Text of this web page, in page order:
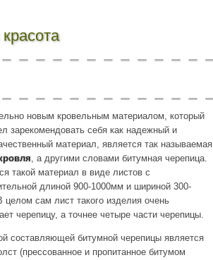
новым кровельным материалом, который
зарекомендовать себя как надежный и
материал, является так называемая
, а другими словами битумная черепица.
такой материал в виде листов с
длиной 900-1000мм и шириной 300-
сам лист такого изделия очень
черепицу, а точнее четыре части черепицы.
составляющей битумной черепицы является
(прессованное и пропитанное битумом